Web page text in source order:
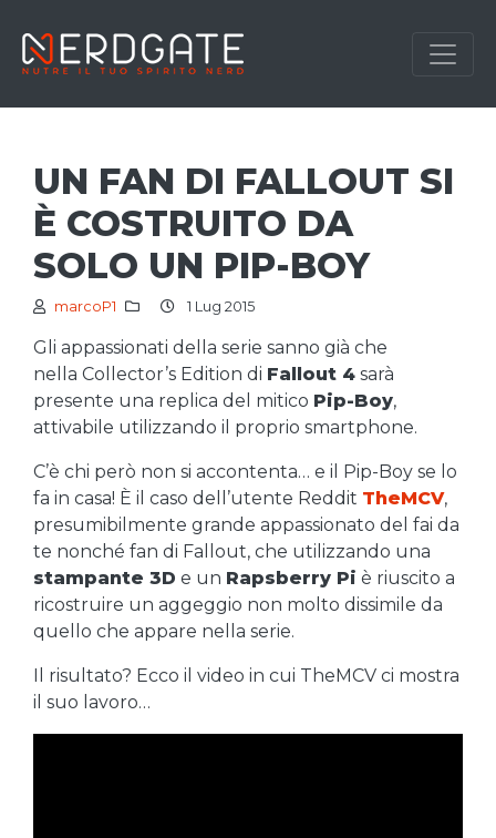
UN FAN DI FALLOUT SI
È COSTRUITO DA
SOLO UN PIP-BOY
marcoP1 1 Lug 2015
Gli appassionati della serie sanno già che
nella Collector’s Edition di Fallout 4 sarà
presente una replica del mitico Pip-Boy,
attivabile utilizzando il proprio smartphone.
C’è chi però non si accontenta… e il Pip-Boy se lo
fa in casa! È il caso dell’utente Reddit TheMCV,
presumibilmente grande appassionato del fai da
te nonché fan di Fallout, che utilizzando una
stampante 3D e un Rapsberry Pi è riuscito a
ricostruire un aggeggio non molto dissimile da
quello che appare nella serie.
Il risultato? Ecco il video in cui TheMCV ci mostra
il suo lavoro…